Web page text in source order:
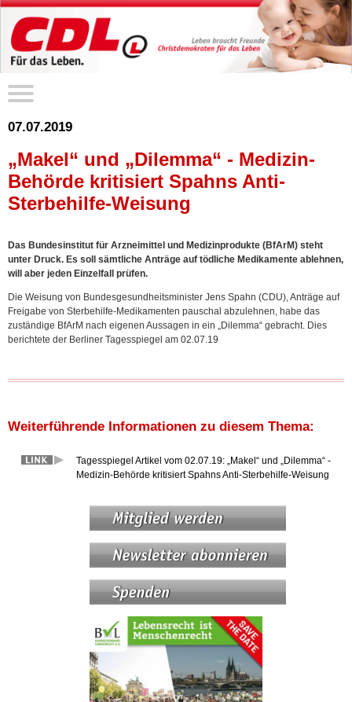
07.07.2019
„Makel“ und „Dilemma“ - Medizin-
Behörde kritisiert Spahns Anti-
Sterbehilfe-Weisung
Das Bundesinstitut für Arzneimittel und Medizinprodukte (BfArM) steht
unter Druck. Es soll sämtliche Anträge auf tödliche Medikamente ablehnen,
will aber jeden Einzelfall prüfen.
Die Weisung von Bundesgesundheitsminister Jens Spahn (CDU), Anträge auf
Freigabe von Sterbehilfe-Medikamenten pauschal abzulehnen, habe das
zuständige BfArM nach eigenen Aussagen in ein „Dilemma“ gebracht. Dies
berichtete der Berliner Tagesspiegel am 02.07.19
Weiterführende Informationen zu diesem Thema:
Tagesspiegel Artikel vom 02.07.19: „Makel“ und „Dilemma“ -
Medizin-Behörde kritisiert Spahns Anti-Sterbehilfe-Weisung